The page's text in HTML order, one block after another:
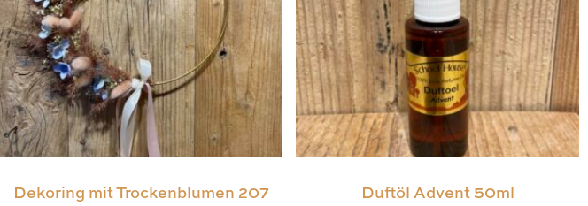
Dekoring mit Trockenblumen 207 Duftöl Advent 50ml